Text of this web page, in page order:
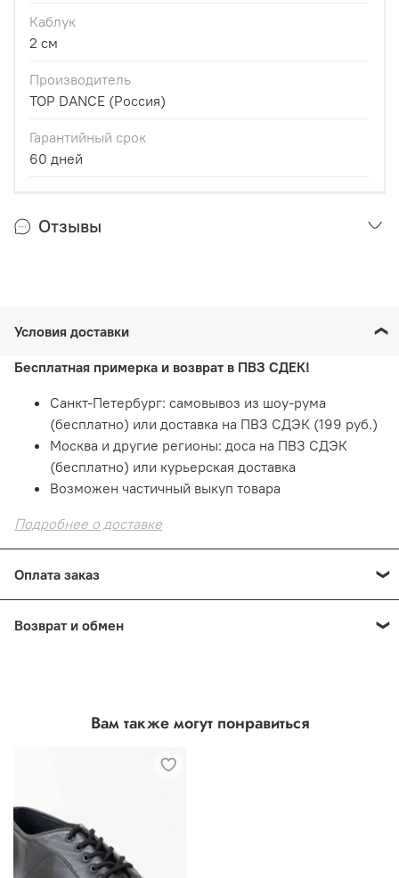
Каблук
2 см
Производитель
TOP DANCE (Россия)
Гарантийный срок
60 дней
Отзывы
Условия доставки
Бесплатная примерка и возврат в ПВЗ СДЕК!
Санкт-Петербург: самовывоз из шоу-рума
(бесплатно) или доставка на ПВЗ СДЭК (199 руб.)
Москва и другие регионы: доса на ПВЗ СДЭК
(бесплатно) или курьерская доставка
Возможен частичный выкуп товара
Подробнее о доставке
Оплата заказ
безопасно!
Подробнее о способах оплаты
Возврат и обмен
Из интернет-магазина: 7 дней с момента
Вам также могут понравиться